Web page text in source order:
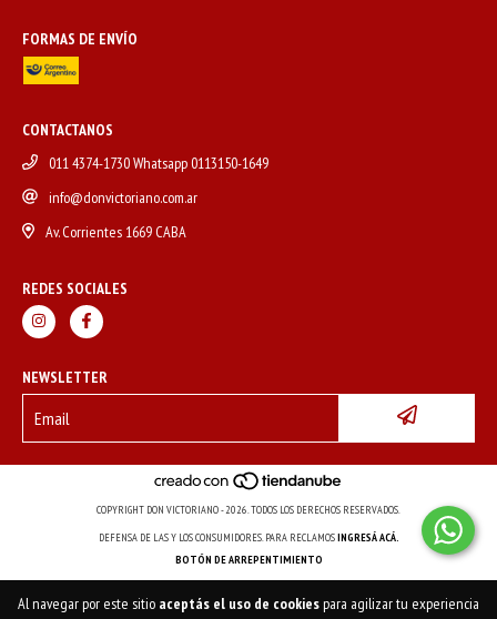
Al navegar por este sitio aceptás el uso de cookiespara agilizar tu experiencia
FORMAS DE ENVÍO
CONTACTANOS
011 4374-1730 Whatsapp 0113150-1649
info@donvictoriano.com.ar
Av. Corrientes 1669 CABA
REDES SOCIALES
NEWSLETTER
COPYRIGHT DON VICTORIANO - 2026. TODOS LOS DERECHOS RESERVADOS.
DEFENSA DE LAS Y LOS CONSUMIDORES. PARA RECLAMOSINGRESÁ ACÁ.
BOTÓN DE ARREPENTIMIENTO